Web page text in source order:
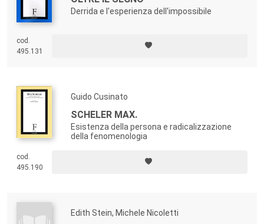
Derrida e l'esperienza dell'impossibile
cod.
495.131
Guido Cusinato
SCHELER MAX.
Esistenza della persona e radicalizzazione
della fenomenologia
cod.
495.190
Edith Stein, Michele Nicoletti